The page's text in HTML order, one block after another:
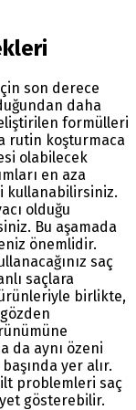
son derece
daha
formülleri
rutin koşturmaca
olabilecek
en aza
kullanabilirsiniz.
olduğu
Bu aşamada
önemlidir.
saç
saçlara
ürünleriyle birlikte,
da aynı özeni
yer alır.
problemleri saç
gösterebilir.